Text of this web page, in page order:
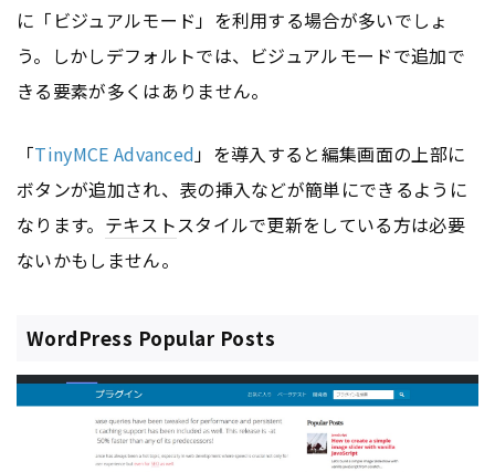
に「ビジュアルモード」を利用する場合が多いでしょ
う。しかしデフォルトでは、ビジュアルモードで追加で
きる要素が多くはありません。
「TinyMCE Advanced」を導入すると編集画面の上部に
ボタンが追加され、表の挿入などが簡単にできるように
なります。 テキストスタイルで更新をしている方は必要
ないかもしません。
WordPress Popular Posts